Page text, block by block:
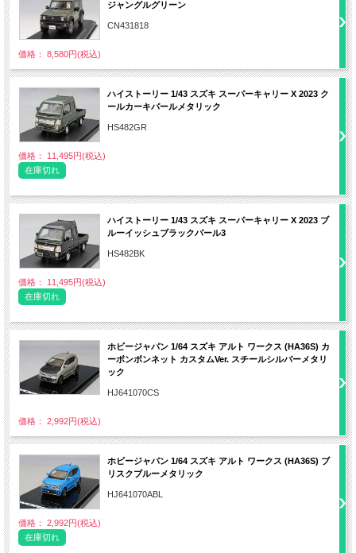
ジャングルグリーン
CN431818
価格： 8,580円(税込)
ハイストーリー 1/43 スズキ スーパーキャリー X 2023 ク
ールカーキパールメタリック
HS482GR
価格： 11,495円(税込)
在庫切れ
ハイストーリー 1/43 スズキ スーパーキャリー X 2023 ブ
ルーイッシュブラックパール3
HS482BK
価格： 11,495円(税込)
在庫切れ
ホビージャパン 1/64 スズキ アルト ワークス (HA36S) カ
ーボンボンネット カスタムVer. スチールシルバーメタリ
ック
HJ641070CS
価格： 2,992円(税込)
ホビージャパン 1/64 スズキ アルト ワークス (HA36S) ブ
リスクブルーメタリック
HJ641070ABL
価格： 2,992円(税込)
在庫切れ